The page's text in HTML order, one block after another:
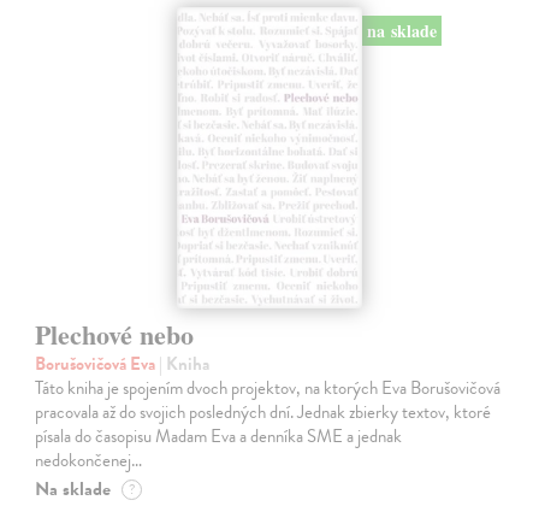
na sklade
Plechové nebo
Borušovičová Eva| Kniha
Táto kniha je spojením dvoch projektov, na ktorých Eva Borušovičová
pracovala až do svojich posledných dní. Jednak zbierky textov, ktoré
písala do časopisu Madam Eva a denníka SME a jednak
nedokončenej…
Na sklade ?